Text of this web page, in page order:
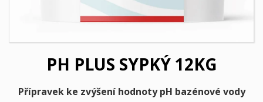
PH PLUS SYPKÝ 12KG
Přípravek ke zvýšení hodnoty pH bazénové vody